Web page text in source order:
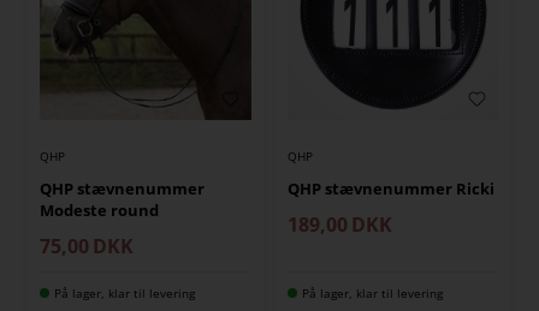
QHP
QHP stævnenummer
Modeste round
75,00 DKK
På lager, klar til levering
QHP
QHP stævnenummer Ricki
189,00 DKK
På lager, klar til levering